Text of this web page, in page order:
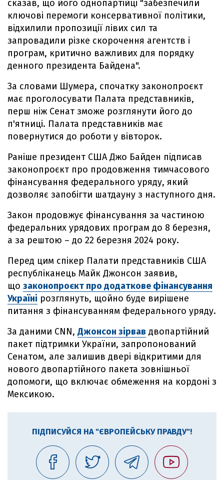
сказав, що його однопартійці "забезпечили
ключові перемоги консервативної політики,
відхилили пропозиції лівих сил та
запровадили різке скорочення агентств і
програм, критично важливих для порядку
денного президента Байдена".
За словами Шумера, спочатку законопроєкт
має проголосувати Палата представників,
перш ніж Сенат зможе розглянути його до
п'ятниці. Палата представників має
повернутися до роботи у вівторок.
Раніше президент США Джо Байден підписав
законопроєкт про продовження тимчасового
фінансування федерального уряду, який
дозволяє запобігти шатдауну з наступного дня.
Закон продовжує фінансування за частиною
федеральних урядових програм до 8 березня,
а за рештою – до 22 березня 2024 року.
Перед цим спікер Палати представників США
республіканець Майк Джонсон заявив,
що законопроєкт про додаткове фінансування
Україні розглянуть, щойно буде вирішене
питання з фінансуванням федерального уряду.
За даними CNN, Джонсон зірвав двопартійний
пакет підтримки України, запропонований
Сенатом, але залишив двері відкритими для
нового двопартійного пакета зовнішньої
допомоги, що включає обмеження на кордоні з
Мексикою.
ПІДПИСУЙСЯ НА "ЄВРОПЕЙСЬКУ ПРАВДУ"!